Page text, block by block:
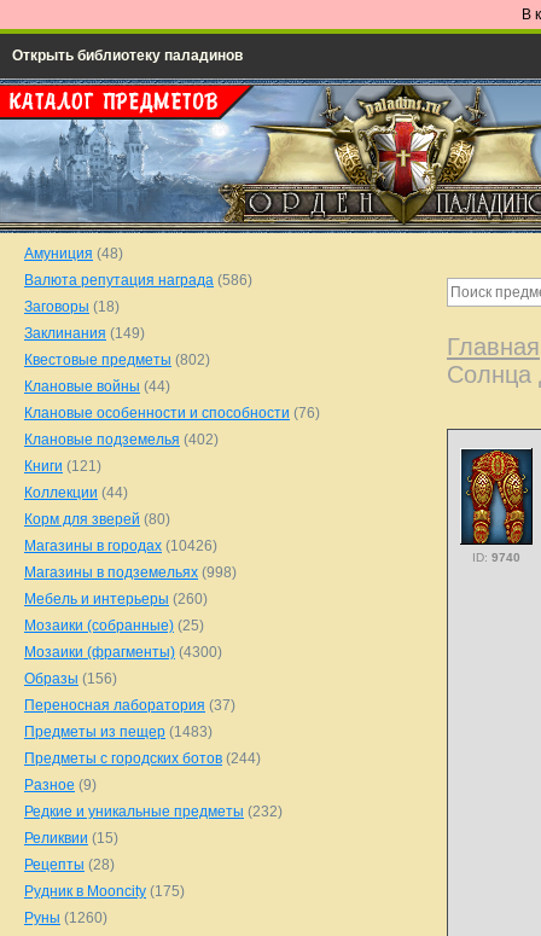
В
Открыть библиотеку паладинов
Главная
Солнца
ID: 9740
Амуниция (48)
Валюта репутация награда (586)
Заговоры (18)
Заклинания (149)
Квестовые предметы (802)
Клановые войны (44)
Клановые особенности и способности (76)
Клановые подземелья (402)
Книги (121)
Коллекции (44)
Корм для зверей (80)
Магазины в городах (10426)
Магазины в подземельях (998)
Мебель и интерьеры (260)
Мозаики (собранные) (25)
Мозаики (фрагменты) (4300)
Образы (156)
Переносная лаборатория (37)
Предметы из пещер (1483)
Предметы с городских ботов (244)
Разное (9)
Редкие и уникальные предметы (232)
Реликвии (15)
Рецепты (28)
Рудник в Mooncity (175)
Руны (1260)